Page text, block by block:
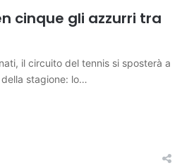
cinque gli azzurri tra
il circuito del tennis si sposterà a
della stagione: lo…